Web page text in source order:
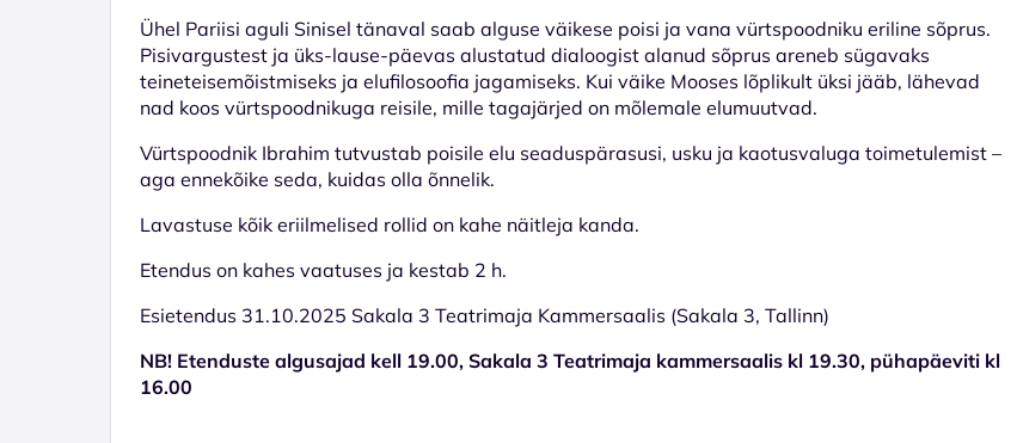
Ühel Pariisi aguli Sinisel tänaval saab alguse väikese poisi ja vana vürtspoodniku eriline sõprus.
Pisivargustest ja üks-lause-päevas alustatud dialoogist alanud sõprus areneb sügavaks
teineteisemõistmiseks ja elufilosoofia jagamiseks. Kui väike Mooses lõplikult üksi jääb, lähevad
nad koos vürtspoodnikuga reisile, mille tagajärjed on mõlemale elumuutvad.
Vürtspoodnik Ibrahim tutvustab poisile elu seaduspärasusi, usku ja kaotusvaluga toimetulemist –
aga ennekõike seda, kuidas olla õnnelik.
Lavastuse kõik eriilmelised rollid on kahe näitleja kanda.
Etendus on kahes vaatuses ja kestab 2 h.
Esietendus 31.10.2025 Sakala 3 Teatrimaja Kammersaalis (Sakala 3, Tallinn)
NB! Etenduste algusajad kell 19.00, Sakala 3 Teatrimaja kammersaalis kl 19.30, pühapäeviti kl
16.00